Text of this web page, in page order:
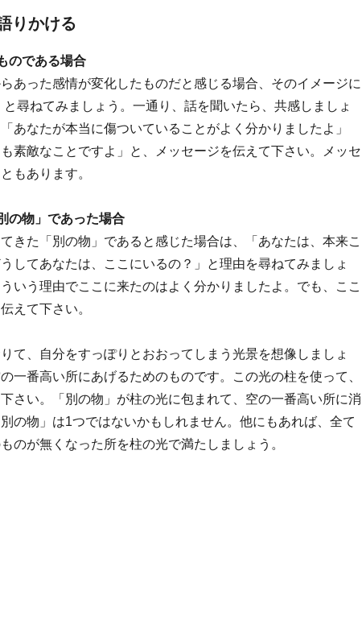
りかける
のである場合
あった感情が変化したものだと感じる場合、そのイメージに
尋ねてみましょう。一通り、話を聞いたら、共感しましょ
あなたが本当に傷ついていることがよく分かりましたよ」
素敵なことですよ」と、メッセージを伝えて下さい。メッセ
もあります。
の物」であった場合
きた「別の物」であると感じた場合は、「あなたは、本来こ
してあなたは、ここにいるの？」と理由を尋ねてみましょ
いう理由でここに来たのはよく分かりましたよ。でも、ここ
えて下さい。
て、自分をすっぽりとおおってしまう光景を想像しましょ
一番高い所にあげるためのものです。この光の柱を使って、
さい。「別の物」が柱の光に包まれて、空の一番高い所に消
の物」は1つではないかもしれません。他にもあれば、全て
のが無くなった所を柱の光で満たしましょう。